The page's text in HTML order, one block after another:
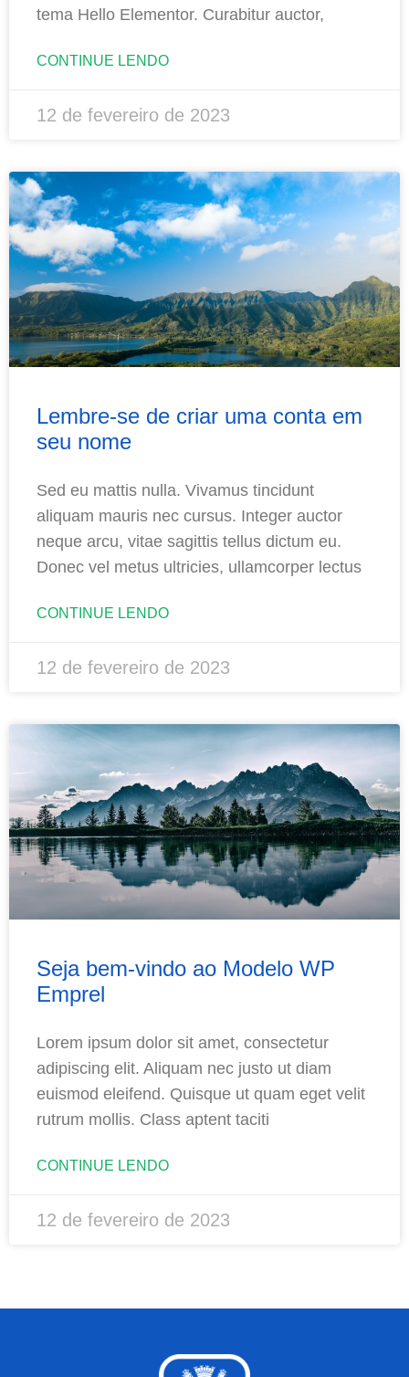
tema Hello Elementor. Curabitur auctor,
CONTINUE LENDO
12 de fevereiro de 2023
Lembre-se de criar uma conta em
seu nome
Sed eu mattis nulla. Vivamus tincidunt
aliquam mauris nec cursus. Integer auctor
neque arcu, vitae sagittis tellus dictum eu.
Donec vel metus ultricies, ullamcorper lectus
CONTINUE LENDO
12 de fevereiro de 2023
Seja bem-vindo ao Modelo WP
Emprel
Lorem ipsum dolor sit amet, consectetur
adipiscing elit. Aliquam nec justo ut diam
euismod eleifend. Quisque ut quam eget velit
rutrum mollis. Class aptent taciti
CONTINUE LENDO
12 de fevereiro de 2023